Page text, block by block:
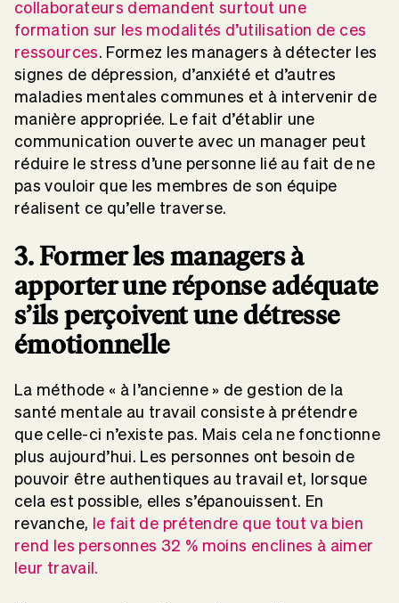
collaborateurs demandent surtout une
formation sur les modalités d’utilisation de ces
ressources. Formez les managers à détecter les
signes de dépression, d’anxiété et d’autres
maladies mentales communes et à intervenir de
manière appropriée. Le fait d’établir une
communication ouverte avec un manager peut
réduire le stress d’une personne lié au fait de ne
pas vouloir que les membres de son équipe
réalisent ce qu’elle traverse.
3. Former les managers à
apporter une réponse adéquate
s’ils perçoivent une détresse
émotionnelle
La méthode « à l’ancienne » de gestion de la
santé mentale au travail consiste à prétendre
que celle-ci n’existe pas. Mais cela ne fonctionne
plus aujourd’hui. Les personnes ont besoin de
pouvoir être authentiques au travail et, lorsque
cela est possible, elles s’épanouissent. En
revanche, le fait de prétendre que tout va bien
rend les personnes 32 % moins enclines à aimer
leur travail.